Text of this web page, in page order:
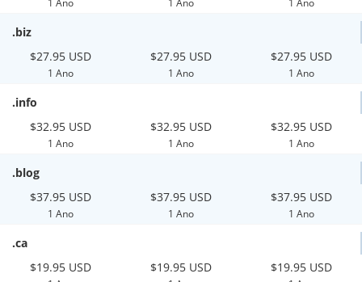
.biz
$27.95 USD
1 Ano
$27.95 USD
1 Ano
$27.95 USD
1 Ano
.info
$32.95 USD
1 Ano
$32.95 USD
1 Ano
$32.95 USD
1 Ano
.blog
$37.95 USD
1 Ano
$37.95 USD
1 Ano
$37.95 USD
1 Ano
.ca
$19.95 USD
$19.95 USD $19.95 USD